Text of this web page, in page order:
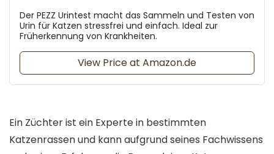
Der PEZZ Urintest macht das Sammeln und Testen von
Urin für Katzen stressfrei und einfach. Ideal zur
Früherkennung von Krankheiten.
View Price at Amazon.de
Ein Züchter ist ein Experte in bestimmten
Katzenrassen und kann aufgrund seines Fachwissens